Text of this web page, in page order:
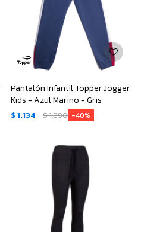
Pantalón Infantil Topper Jogger
Kids - Azul Marino - Gris
$ 1.134 $1.890 40